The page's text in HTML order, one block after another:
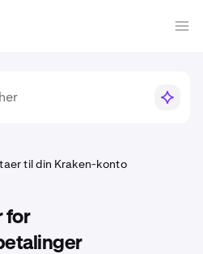
til din Kraken-konto
for